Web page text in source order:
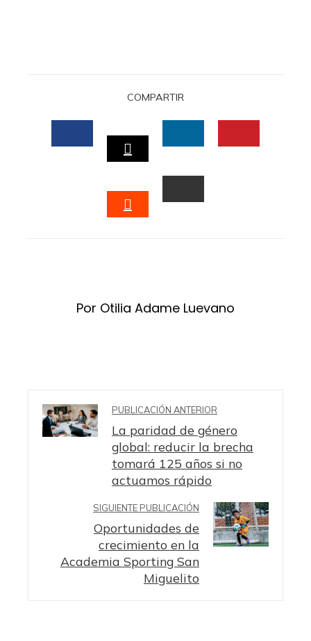
COMPARTIR
FACEBOOK
TWITTER
Por Otilia Adame Luevano
PUBLICACIÓN ANTERIOR
La paridad de género
global: reducir la brecha
tomará 125 años si no
actuamos rápido
SIGUIENTE PUBLICACIÓN
Oportunidades de
crecimiento en la
Academia Sporting San
Miguelito